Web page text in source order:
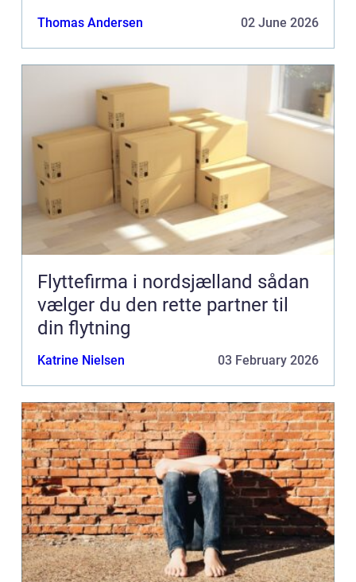
Thomas Andersen 02 June 2026
Flyttefirma i nordsjælland sådan
vælger du den rette partner til
din flytning
Katrine Nielsen 03 February 2026